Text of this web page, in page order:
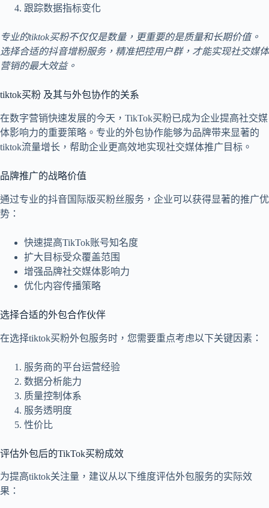
跟踪数据指标变化
专业的tiktok买粉不仅仅是数量，更重要的是质量和长期价值。
选择合适的抖音增粉服务，精准把控用户群，才能实现社交媒体
营销的最大效益。
tiktok买粉 及其与外包协作的关系
在数字营销快速发展的今天，TikTok买粉已成为企业提高社交媒
体影响力的重要策略。专业的外包协作能够为品牌带来显著的
tiktok流量增长，帮助企业更高效地实现社交媒体推广目标。
品牌推广的战略价值
通过专业的抖音国际版买粉丝服务，企业可以获得显著的推广优
势：
快速提高TikTok账号知名度
扩大目标受众覆盖范围
增强品牌社交媒体影响力
优化内容传播策略
选择合适的外包合作伙伴
在选择tiktok买粉外包服务时，您需要重点考虑以下关键因素：
服务商的平台运营经验
数据分析能力
质量控制体系
服务透明度
性价比
评估外包后的TikTok买粉成效
为提高tiktok关注量，建议从以下维度评估外包服务的实际效
果：